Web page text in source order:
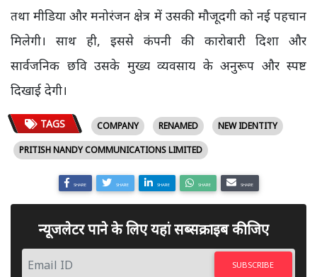
तथा मीडिया और मनोरंजन क्षेत्र में उसकी मौजूदगी को नई पहचान
मिलेगी। साथ ही, इससे कंपनी की कारोबारी दिशा और
सार्वजनिक छवि उसके मुख्य व्यवसाय के अनुरूप और स्पष्ट
दिखाई देगी।
TAGS COMPANY RENAMED
NEW IDENTITY
PRITISH NANDY COMMUNICATIONS LIMITED
SHARE SHARE SHARE SHARE SHARE
न्यूजलेटर पाने के लिए यहां सब्सक्राइब कीजिए
SUBSCRIBE